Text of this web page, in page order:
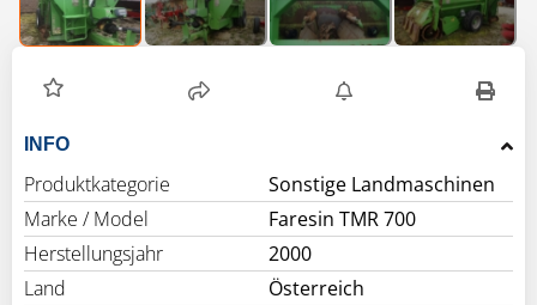
INFO
Produktkategorie
Sonstige Landmaschinen
Marke / Model
Faresin TMR 700
Herstellungsjahr
2000
Land
Österreich